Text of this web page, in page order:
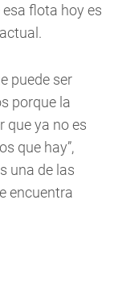
flota hoy es
puede ser
porque la
que ya no es
que hay”,
una de las
encuentra